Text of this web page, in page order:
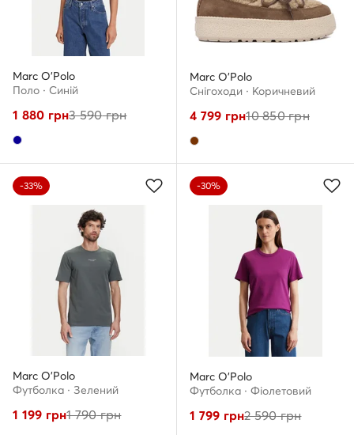
Marc O'Polo
Поло · Cиній
1 880 грн3 590грн
Marc O'Polo
Снігоходи · Коричневий
4 799 грн10 850грн
-33%
Marc O'Polo
Футболка · Зелений
1 199 грн1 790грн
-30%
Marc O'Polo
Футболка · Фіолетовий
1 799 грн2 590грн